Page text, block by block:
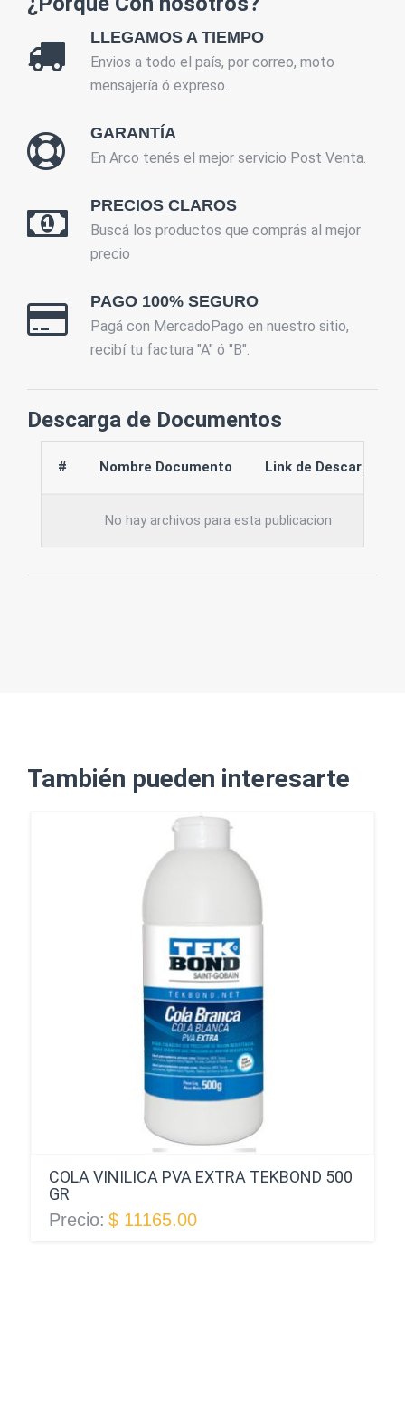
LLEGAMOS A TIEMPO
Envios a todo el país, por correo, moto
mensajería ó expreso.
GARANTÍA
En Arco tenés el mejor servicio Post Venta.
PRECIOS CLAROS
Buscá los productos que comprás al mejor
precio
PAGO 100% SEGURO
Pagá con MercadoPago en nuestro sitio,
recibí tu factura "A" ó "B".
Descarga de Documentos
# Nombre Documento Link de Descarga
No hay archivos para esta publicacion
También pueden interesarte
COLA VINILICA PVA EXTRA TEKBOND 500
GR
Precio: $ 11165.00